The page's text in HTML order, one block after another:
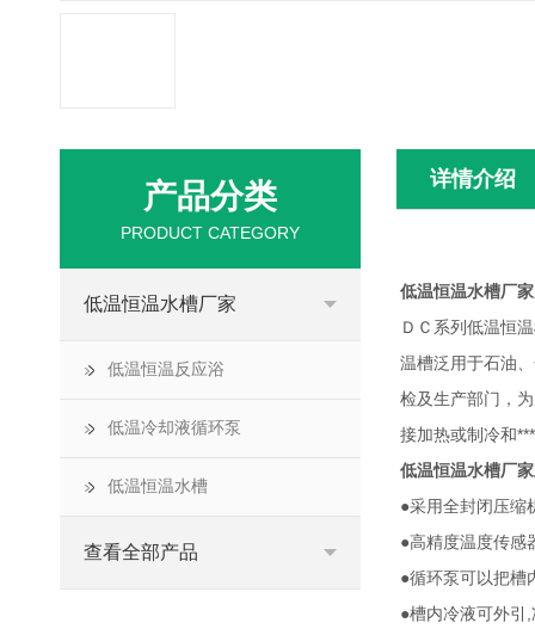
详情介绍
低温恒温水槽厂
ＤＣ系列低温恒
温槽泛用于石油
检及生产部门，
接加热或制冷和
低温恒温水槽厂家
●采用全封闭压缩
●高精度温度传感
●循环泵可以把槽
●槽内冷液可外引
产品分类
PRODUCT CATEGORY
低温恒温水槽厂家
低温恒温反应浴
低温冷却液循环泵
低温恒温水槽
查看全部产品